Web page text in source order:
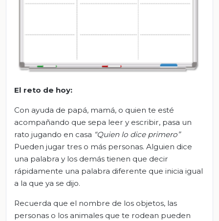
El reto de hoy:
Con ayuda de papá, mamá, o quien te esté
acompañando que sepa leer y escribir, pasa un
rato jugando en casa “Quien lo dice primero”
Pueden jugar tres o más personas. Alguien dice
una palabra y los demás tienen que decir
rápidamente una palabra diferente que inicia igual
a la que ya se dijo.
Recuerda que el nombre de los objetos, las
personas o los animales que te rodean pueden